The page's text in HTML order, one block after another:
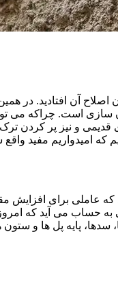
آن افتادید. در
است. چراکه می
و نیز پر کردن
امیدواریم مفید واقع
که عاملی برای
حساب می آید که
پایه پل ها و